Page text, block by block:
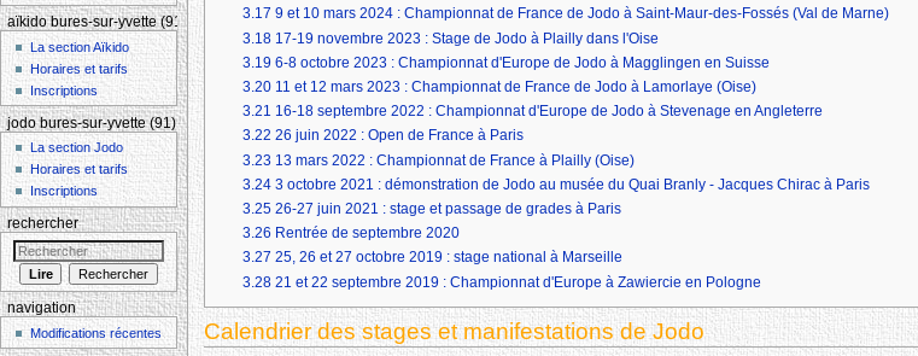
3.17 9 et 10 mars 2024 : Championnat de France de Jodo à Saint-Maur-des-Fossés (Val de Marne)
3.18 17-19 novembre 2023 : Stage de Jodo à Plailly dans l'Oise
3.19 6-8 octobre 2023 : Championnat d'Europe de Jodo à Magglingen en Suisse
3.20 11 et 12 mars 2023 : Championnat de France de Jodo à Lamorlaye (Oise)
3.21 16-18 septembre 2022 : Championnat d'Europe de Jodo à Stevenage en Angleterre
3.22 26 juin 2022 : Open de France à Paris
3.23 13 mars 2022 : Championnat de France à Plailly (Oise)
3.24 3 octobre 2021 : démonstration de Jodo au musée du Quai Branly - Jacques Chirac à Paris
3.25 26-27 juin 2021 : stage et passage de grades à Paris
3.26 Rentrée de septembre 2020
3.27 25, 26 et 27 octobre 2019 : stage national à Marseille
3.28 21 et 22 septembre 2019 : Championnat d'Europe à Zawiercie en Pologne
Calendrier des stages et manifestations de Jodo
aïkido bures-sur-yvette (91)
La section Aïkido
Horaires et tarifs
Inscriptions
jodo bures-sur-yvette (91)
La section Jodo
Horaires et tarifs
Inscriptions
rechercher
navigation
Modifications récentes